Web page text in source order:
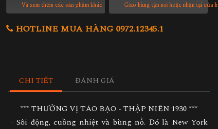
Và xem thêm các sản phẩm khác Giao hàng tận nơi hoặc nhận tại cửa
HOTLINE MUA HÀNG 0972.12345.1
CHI TIẾT ĐÁNH GIÁ
*** THƯỞNG VỊ TÁO BẠO - THẬP NIÊN 1930 ***
- Sôi động, cuồng nhiệt và bùng nổ. Đó là New York